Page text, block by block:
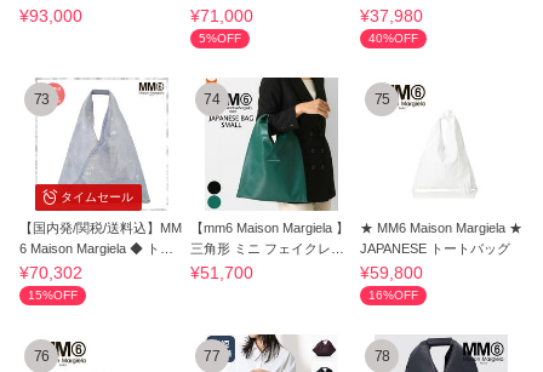
バッグ
¥93,000
スモール
¥71,000
5%OFF
ス トートバッグ
¥37,980
40%OFF
タイムセール
73
【国内発/関税/送料込】MM
6 Maison Margiela ◆ トー
トバッグ
¥70,302
15%OFF
74
【mm6 Maison Margiela 】
三角形 ミニ フェイクレザ
ー
¥51,700
75
★ MM6 Maison Margiela ★
JAPANESE トートバッグ
¥59,800
16%OFF
76 77 78